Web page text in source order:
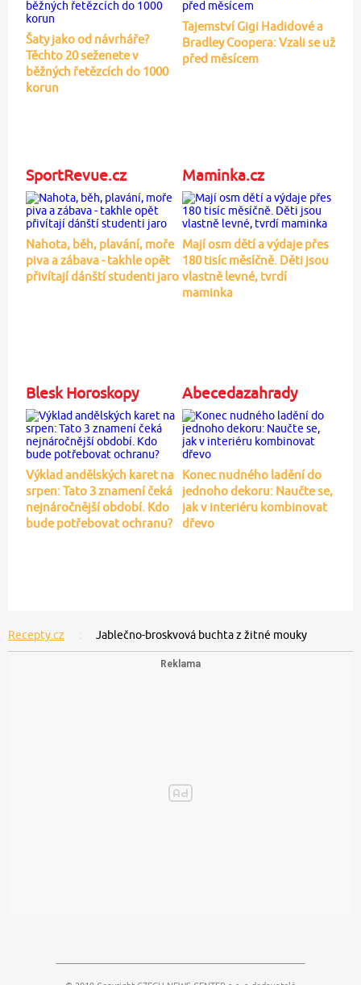
Šaty jako od návrháře?
Těchto 20 seženete v
běžných řetězcích do 1000
korun
Tajemství Gigi Hadidové a
Bradley Coopera: Vzali se už
před měsícem
SportRevue.cz
Nahota, běh, plavání, moře
piva a zábava - takhle opět
přivítají dánští studenti jaro
Maminka.cz
Mají osm dětí a výdaje přes
180 tisíc měsíčně. Děti jsou
vlastně levné, tvrdí
maminka
Blesk Horoskopy
Výklad andělských karet na
srpen: Tato 3 znamení čeká
nejnáročnější období. Kdo
bude potřebovat ochranu?
Abecedazahrady
Konec nudného ladění do
jednoho dekoru: Naučte se,
jak v interiéru kombinovat
dřevo
Recepty.cz Jablečno-broskvová buchta z žitné mouky